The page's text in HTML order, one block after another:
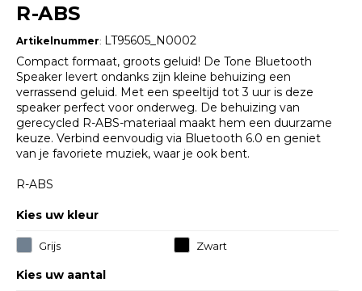
R-ABS
Artikelnummer: LT95605_N0002
Compact formaat, groots geluid! De Tone Bluetooth
Speaker levert ondanks zijn kleine behuizing een
verrassend geluid. Met een speeltijd tot 3 uur is deze
speaker perfect voor onderweg. De behuizing van
gerecycled R-ABS-materiaal maakt hem een duurzame
keuze. Verbind eenvoudig via Bluetooth 6.0 en geniet
van je favoriete muziek, waar je ook bent.
R-ABS
Kies uw kleur
Grijs Zwart
Kies uw aantal